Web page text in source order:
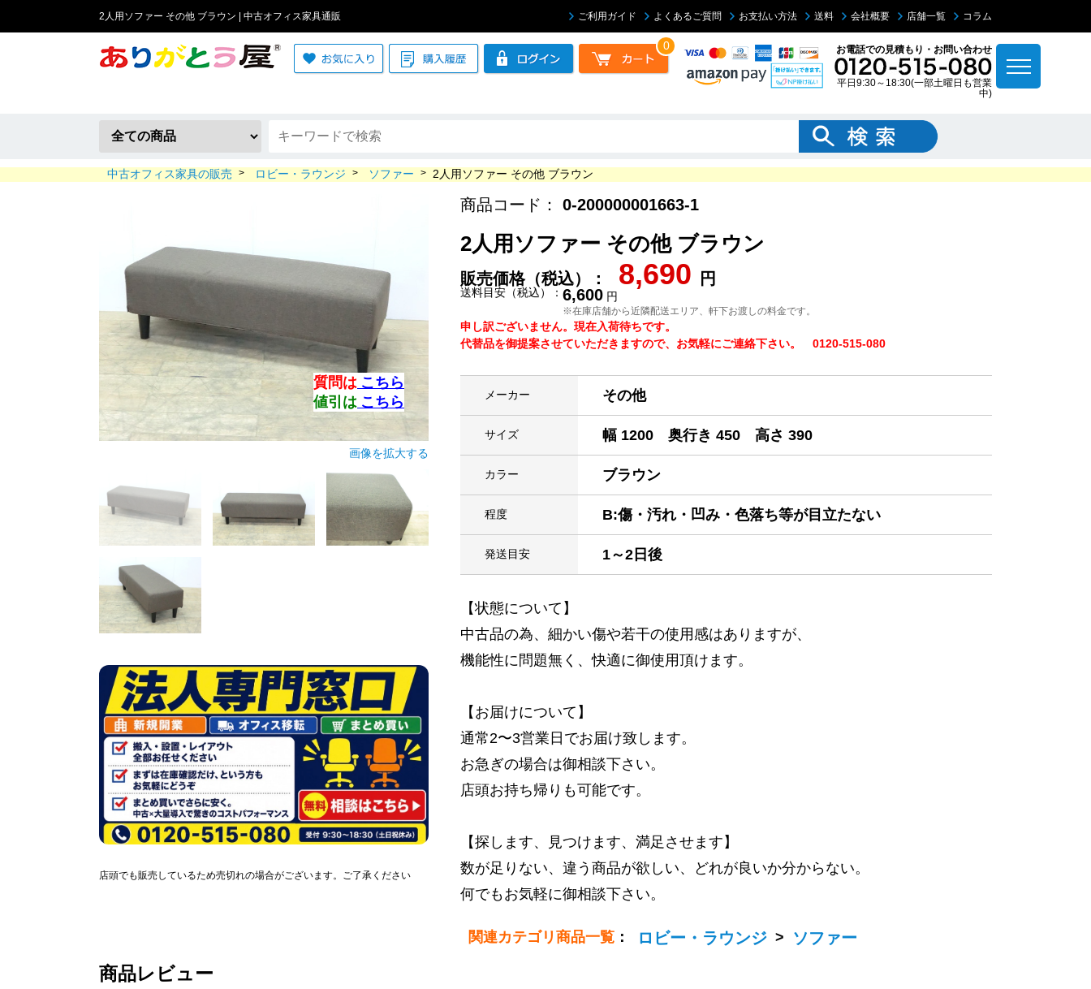
2人用ソファー その他 ブラウン | 中古オフィス家具通販 ご利用ガイド よくあるご質問 お支払い方法 送料 会社概要 店舗一覧 コラム
0 お電話での見積もり・お問い合わせ
平日9:30～18:30(一部土曜日も営業
中)
中古オフィス家具の販売 > ロビー・ラウンジ > ソファー > 2人用ソファー その他 ブラウン
質問は こちら
値引は こちら
画像を拡大する
商品コード： 0-200000001663-1
2人用ソファー その他 ブラウン
販売価格（税込）： 8,690 円
送料目安（税込）： 6,600 円
※在庫店舗から近隣配送エリア、軒下お渡しの料金です。
申し訳ございません。現在入荷待ちです。
代替品を御提案させていただきますので、お気軽にご連絡下さい。 0120-515-080
メーカー その他
サイズ 幅 1200 奥行き 450 高さ 390
カラー ブラウン
程度 B:傷・汚れ・凹み・色落ち等が目立たない
発送目安 1～2日後
【状態について】
中古品の為、細かい傷や若干の使用感はありますが、
機能性に問題無く、快適に御使用頂けます。
【お届けについて】
通常2〜3営業日でお届け致します。
お急ぎの場合は御相談下さい。
店頭お持ち帰りも可能です。
【探します、見つけます、満足させます】
数が足りない、違う商品が欲しい、どれが良いか分からない。
何でもお気軽に御相談下さい。
関連カテゴリ商品一覧 ： ロビー・ラウンジ > ソファー
店頭でも販売しているため売切れの場合がございます。ご了承ください
商品レビュー